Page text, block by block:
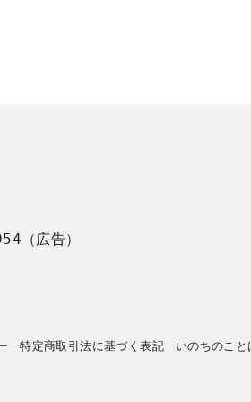
（広告）
特定商取引法に基づく表記 いのちのこと